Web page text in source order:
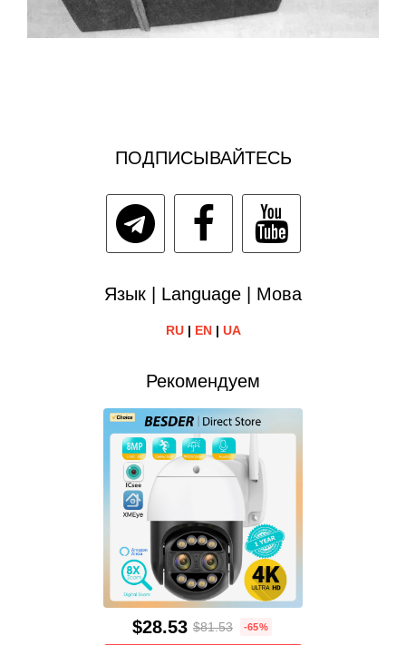
ПОДПИСЫВАЙТЕСЬ
Язык | Language | Мова
RU| EN| UA
Рекомендуем
$28.53 $81.53 -65%